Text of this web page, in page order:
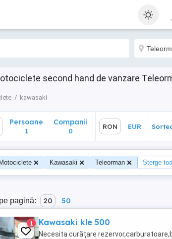
second hand de vanzare
kawasaki
Persoane
1
Companii
0
RON EUR
Motociclete Kawasaki Teleorman Șterge
pagină: 20 50
1 Kawasaki kle 500
Necesita curățare